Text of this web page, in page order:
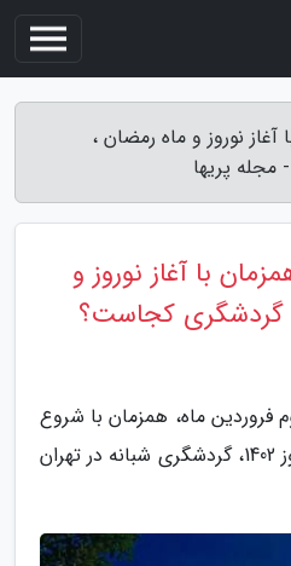
آغاز نوروز و ماه رمضان ،
پریها
با آغاز نوروز و
گردشگری کجاست؟
فروردین ماه، همزمان با شروع
ماه رمضان در تعطیلات نوروز 1402، گردشگری شبانه در تهران